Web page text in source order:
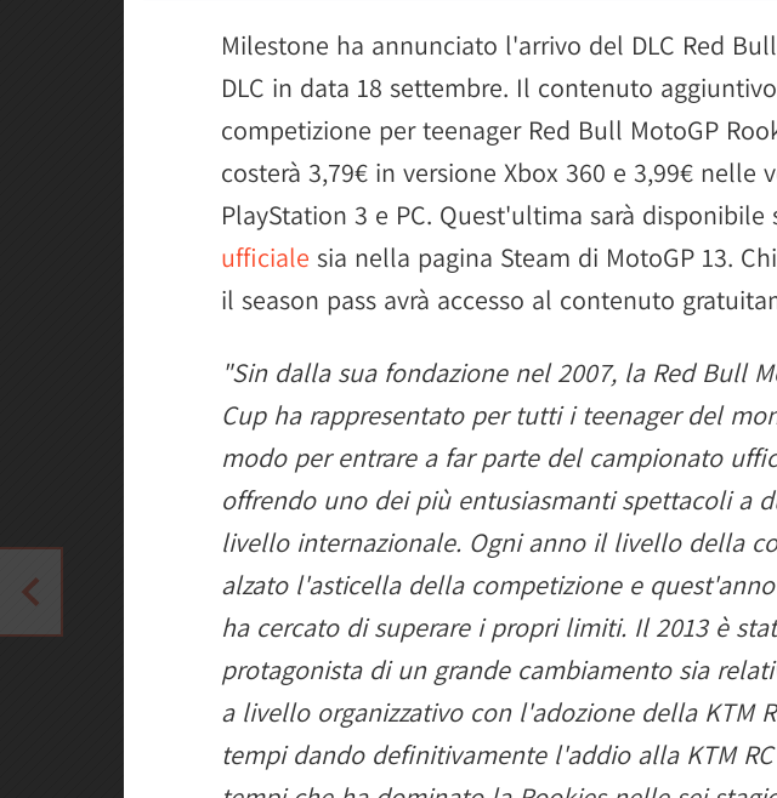
Milestone ha annunciato l'arrivo del DLC Red
DLC in data 18 settembre. Il contenuto
competizione per teenager Red Bull MotoGP
costerà 3,79€ in versione Xbox 360 e 3,99€ nelle
PlayStation 3 e PC. Quest'ultima sarà disponibile
ufficiale sia nella pagina Steam di MotoGP 13.
il season pass avrà accesso al contenuto
"Sin dalla sua fondazione nel 2007, la Red Bull
Cup ha rappresentato per tutti i teenager del
modo per entrare a far parte del campionato
offrendo uno dei più entusiasmanti spettacoli a
livello internazionale. Ogni anno il livello della
alzato l'asticella della competizione e
ha cercato di superare i propri limiti. Il 2013 è
protagonista di un grande cambiamento sia
a livello organizzativo con l'adozione della KTM
tempi dando definitivamente l'addio alla KTM